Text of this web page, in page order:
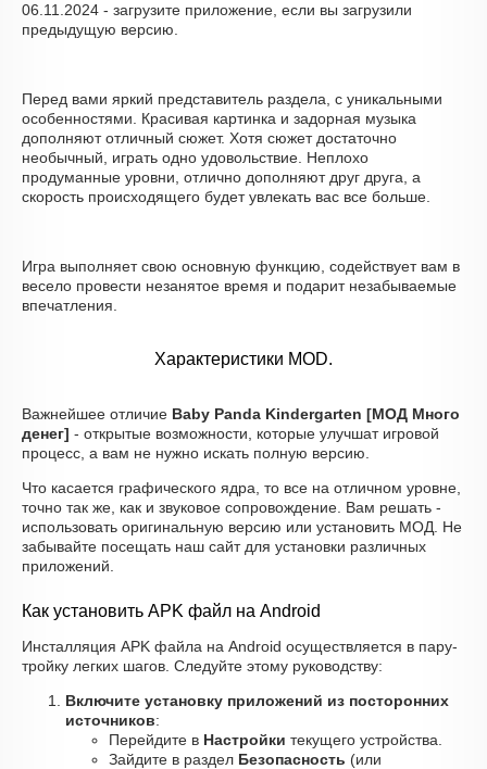
06.11.2024 - загрузите приложение, если вы загрузили
предыдущую версию.
Перед вами яркий представитель раздела, с уникальными
особенностями. Красивая картинка и задорная музыка
дополняют отличный сюжет. Хотя сюжет достаточно
необычный, играть одно удовольствие. Неплохо
продуманные уровни, отлично дополняют друг друга, а
скорость происходящего будет увлекать вас все больше.
Игра выполняет свою основную функцию, содействует вам в
весело провести незанятое время и подарит незабываемые
впечатления.
Характеристики MOD.
Важнейшее отличие Baby Panda Kindergarten [МОД Много
денег] - открытые возможности, которые улучшат игровой
процесс, а вам не нужно искать полную версию.
Что касается графического ядра, то все на отличном уровне,
точно так же, как и звуковое сопровождение. Вам решать -
использовать оригинальную версию или установить МОД. Не
забывайте посещать наш сайт для установки различных
приложений.
Как установить APK файл на Android
Инсталляция APK файла на Android осуществляется в пару-
тройку легких шагов. Следуйте этому руководству:
Включите установку приложений из посторонних
источников:
Перейдите в Настройки текущего устройства.
Зайдите в раздел Безопасность (или